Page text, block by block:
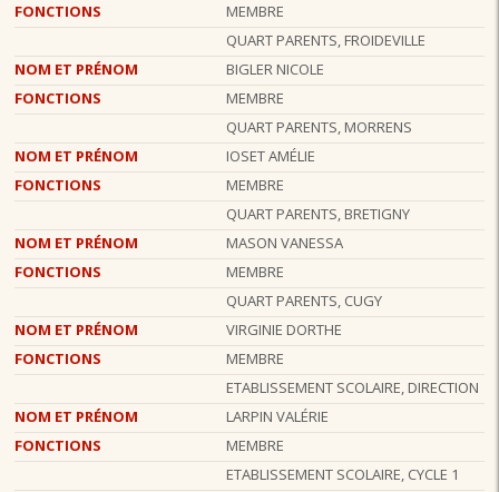
FONCTIONS
MEMBRE
QUART PARENTS, FROIDEVILLE
NOM ET PRÉNOM
BIGLER NICOLE
FONCTIONS
MEMBRE
QUART PARENTS, MORRENS
NOM ET PRÉNOM
IOSET AMÉLIE
FONCTIONS
MEMBRE
QUART PARENTS, BRETIGNY
NOM ET PRÉNOM
MASON VANESSA
FONCTIONS
MEMBRE
QUART PARENTS, CUGY
NOM ET PRÉNOM
VIRGINIE DORTHE
FONCTIONS
MEMBRE
ETABLISSEMENT SCOLAIRE, DIRECTION
NOM ET PRÉNOM
LARPIN VALÉRIE
FONCTIONS
MEMBRE
ETABLISSEMENT SCOLAIRE, CYCLE 1